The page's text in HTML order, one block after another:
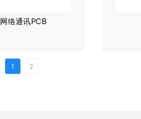
网络通讯PCB
1 2